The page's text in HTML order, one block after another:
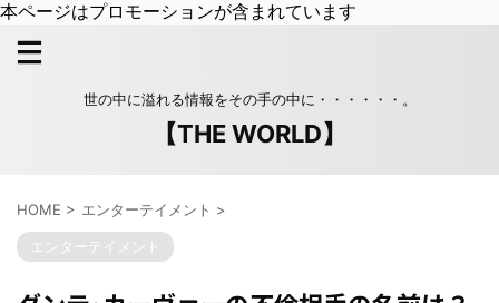
本ページはプロモーションが含まれています
世の中に溢れる情報をその手の中に・・・・・・。
【THE WORLD】
HOME > エンターテイメント >
エンターテイメント